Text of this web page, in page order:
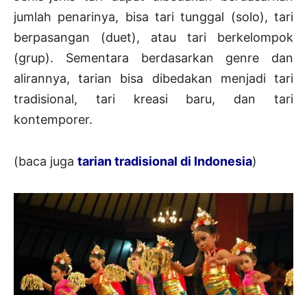
jumlah penarinya, bisa tari tunggal (solo), tari
berpasangan (duet), atau tari berkelompok
(grup). Sementara berdasarkan genre dan
alirannya, tarian bisa dibedakan menjadi tari
tradisional, tari kreasi baru, dan tari
kontemporer.
(baca juga tarian tradisional di Indonesia)